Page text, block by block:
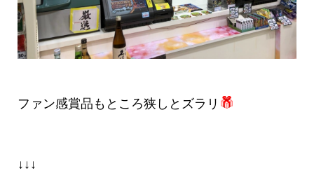
ファン感賞品もところ狭しとズラリ
↓↓↓